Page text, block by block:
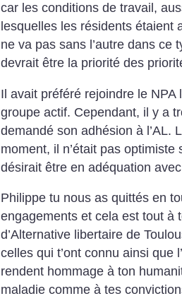
car les conditions de travail,
lesquelles les résidents étaient
ne va pas sans l’autre dans ce
devrait être la priorité des
Il avait préféré rejoindre le
groupe actif. Cependant, il y a
demandé son adhésion à l’AL.
moment, il n’était pas
désirait être en adéquation
Philippe tu nous as quittés en
engagements et cela est tout à
d’Alternative libertaire de
celles qui t’ont connu ainsi que
rendent hommage à ton
maladie comme à tes